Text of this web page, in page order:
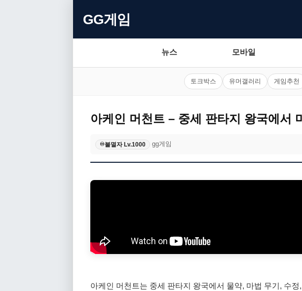
GG게임
뉴스 모바일
토크박스 유머갤러리 게임추천
아케인 머천트 – 중세 판타지 왕국에서
♾️불멸자 Lv.1000 gg게임
아케인 머천트는 중세 판타지 왕국에서 물약, 마법 무기, 수